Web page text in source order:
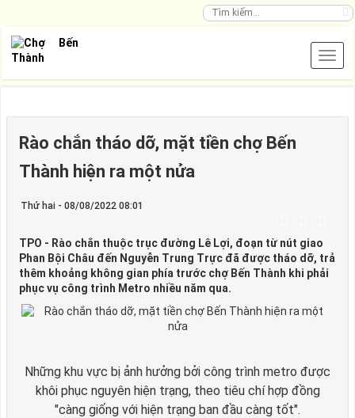
Rào chắn tháo dỡ, mặt tiền chợ Bến
Thành hiện ra một nửa
Thứ hai - 08/08/2022 08:01
TPO - Rào chắn thuộc trục đường Lê Lợi, đoạn từ nút giao
Phan Bội Châu đến Nguyễn Trung Trực đã được tháo dỡ, trả
thêm khoảng không gian phía trước chợ Bến Thành khi phải
phục vụ công trình Metro nhiều năm qua.
Những khu vực bị ảnh hưởng bởi công trình metro được
khôi phục nguyên hiện trạng, theo tiêu chí hợp đồng
"càng giống với hiện trạng ban đầu càng tốt".